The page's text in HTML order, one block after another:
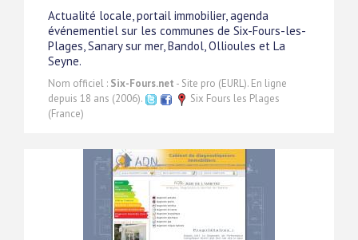
Actualité locale, portail immobilier, agenda
événementiel sur les communes de Six-Fours-les-
Plages, Sanary sur mer, Bandol, Ollioules et La
Seyne.
Nom officiel : Six-Fours.net - Site pro (EURL). En ligne
depuis 18 ans (2006).
Six Fours les Plages
(France)